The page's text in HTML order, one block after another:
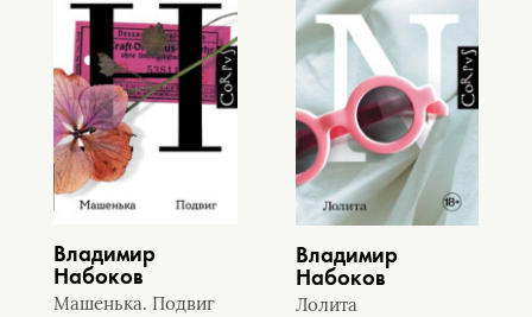
Владимир
Набоков
Машенька. Подвиг
Владимир
Набоков
Лолита